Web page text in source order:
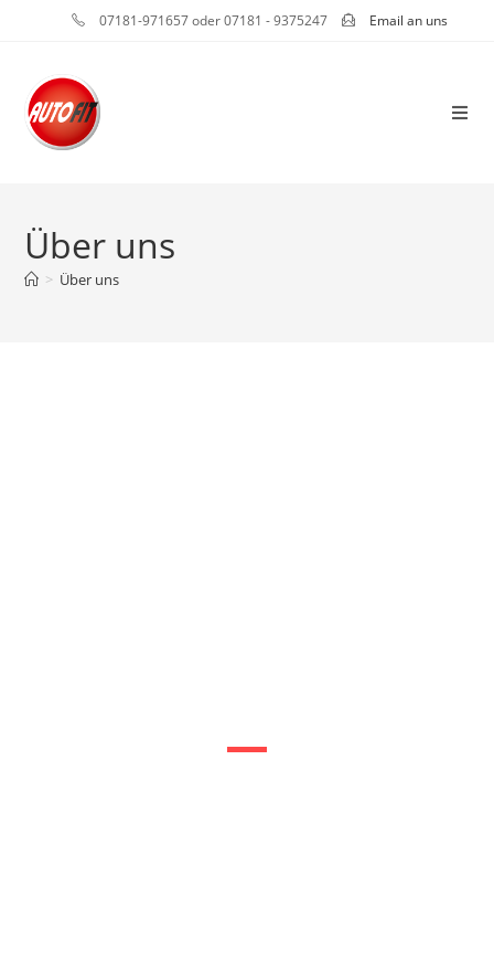
07181-971657 oder 07181 - 9375247 Email an uns
Über uns
> Über uns